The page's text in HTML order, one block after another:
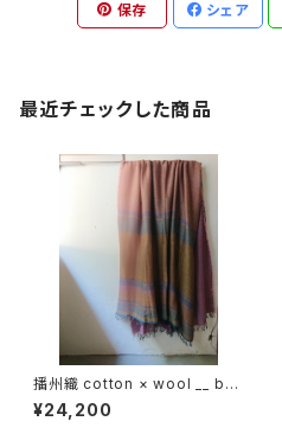
保存 シェア
最近チェックした商品
播州織 cotton × wool __ bor
der 220-120 秋麗GK
¥24,200